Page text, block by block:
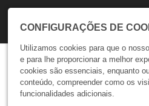
Talks
Negócios
CONFIGURAÇÕES DE
Utilizamos cookies para que o
e para lhe proporcionar a melhor
cookies são essenciais, enquanto
conteúdo, compreender como os
funcionalidades adicionais.